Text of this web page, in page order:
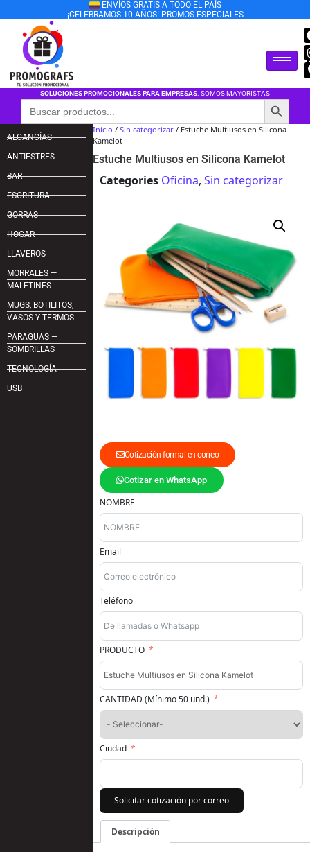
ENVÍOS GRATIS A TODO EL PAÍS
¡CELEBRAMOS 10 AÑOS! PROMOS ESPECIALES
SOLUCIONES PROMOCIONALES PARA EMPRESAS. SOMOS MAYORISTAS
Buscar: Botón de
ALCANCÍAS
ANTIESTRES
BAR
ESCRITURA
GORRAS
HOGAR
LLAVEROS
MORRALES —
MALETINES
MUGS, BOTILITOS,
VASOS Y TERMOS
PARAGUAS —
SOMBRILLAS
TECNOLOGÍA
USB
Inicio /Sin categorizar / Estuche Multiusos en Silicona
Kamelot
Estuche Multiusos en Silicona Kamelot
Categories Oficina,Sin categorizar
Cotización formal en correo
Cotizar en WhatsApp
NOMBRE
Email
Teléfono
PRODUCTO
CANTIDAD (Mínimo 50 und.)
Ciudad
Solicitar cotización por correo
Descripción